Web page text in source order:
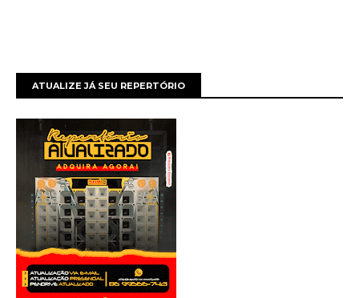
ATUALIZE JÁ SEU REPERTÓRIO